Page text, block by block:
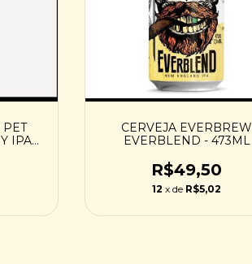
IPA
CERVEJA EVERBREW
EVERBLEND - 473ML
R$49,50
12 x de R$5,02